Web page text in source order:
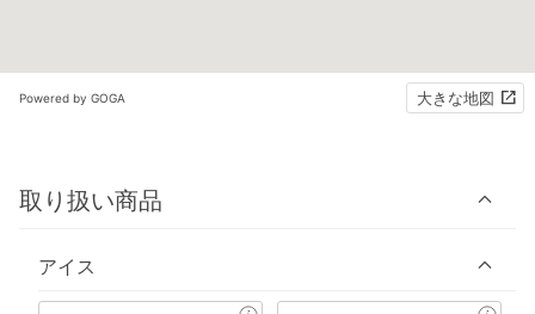
Powered by GOGA 大きな地図
取り扱い商品
アイス